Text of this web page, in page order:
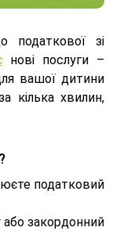
податкової зі
нові послуги –
вашої дитини
кілька хвилин,
податковий
або закордонний